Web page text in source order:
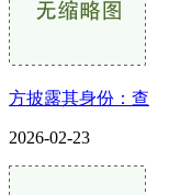
方披露其身份：查
2026-02-23